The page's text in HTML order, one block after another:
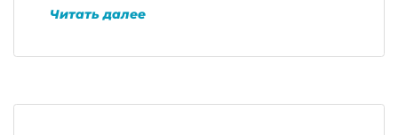
Читать далее«Приглашаем
принять